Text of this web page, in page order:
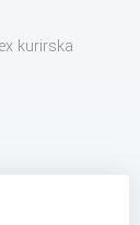
kurirska